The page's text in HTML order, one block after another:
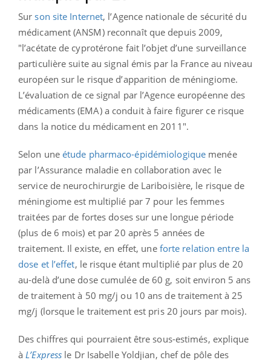
Surson site Internet, l’Agence nationale de sécurité du
médicament (ANSM) reconnaît que depuis 2009,
"l’acétate de cyprotérone fait l’objet d’une surveillance
particulière suite au signal émis par la France au niveau
européen sur le risque d’apparition de méningiome.
L’évaluation de ce signal par l’Agence européenne des
médicaments (EMA) a conduit à faire figurer ce risque
dans la notice du médicament en 2011".
Selon une étude pharmaco-épidémiologique menée
par l’Assurance maladie en collaboration avec le
service de neurochirurgie de Lariboisière, le risque de
méningiome est multiplié par 7 pour les femmes
traitées par de fortes doses sur une longue période
(plus de 6 mois) et par 20 après 5 années de
traitement. Il existe, en effet, une forte relation entre la
dose et l’effet, le risque étant multiplié par plus de 20
au-delà d’une dose cumulée de 60 g, soit environ 5 ans
de traitement à 50 mg/j ou 10 ans de traitement à 25
mg/j (lorsque le traitement est pris 20 jours par mois).
Des chiffres qui pourraient être sous-estimés, explique
àL’Express le Dr Isabelle Yoldjian, chef de pôle des